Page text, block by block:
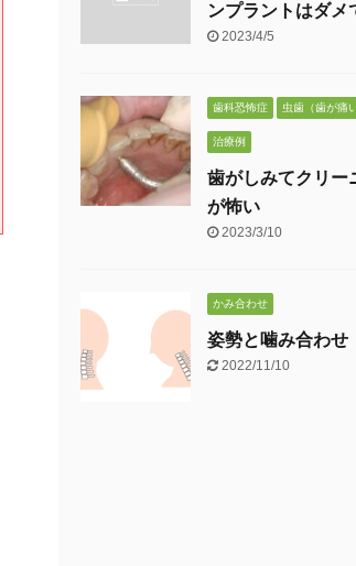
ンプラントはダメ
2023/4/5
歯科恐怖症 虫歯（歯が痛い
治療例
歯がしみてクリー
が怖い
2023/3/10
かみ合わせ
姿勢と噛み合わせ
2022/11/10